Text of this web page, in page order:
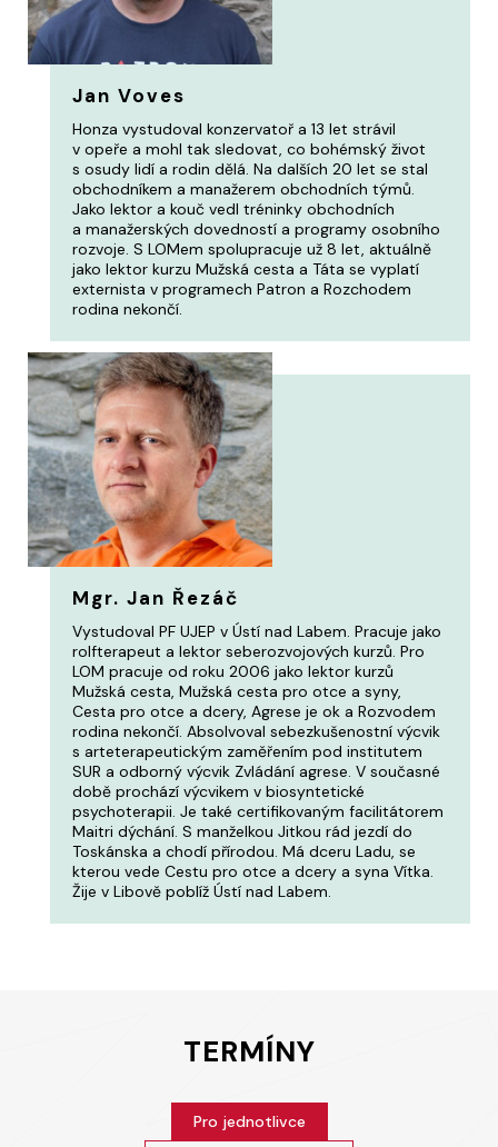
Jan Voves
Honza vystudoval konzervatoř a 13 let strávil
v opeře a mohl tak sledovat, co bohémský život
s osudy lidí a rodin dělá. Na dalších 20 let se stal
obchodníkem a manažerem obchodních týmů.
Jako lektor a kouč vedl tréninky obchodních
a manažerských dovedností a programy osobního
rozvoje. S LOMem spolupracuje už 8 let, aktuálně
jako lektor kurzu Mužská cesta a Táta se vyplatí
externista v programech Patron a Rozchodem
rodina nekončí.
Mgr. Jan Řezáč
Vystudoval PF UJEP v Ústí nad Labem. Pracuje jako
rolfterapeut a lektor seberozvojových kurzů. Pro
LOM pracuje od roku 2006 jako lektor kurzů
Mužská cesta, Mužská cesta pro otce a syny,
Cesta pro otce a dcery, Agrese je ok a Rozvodem
rodina nekončí. Absolvoval sebezkušenostní výcvik
s arteterapeutickým zaměřením pod institutem
SUR a odborný výcvik Zvládání agrese. V současné
době prochází výcvikem v biosyntetické
psychoterapii. Je také certifikovaným facilitátorem
Maitri dýchání. S manželkou Jitkou rád jezdí do
Toskánska a chodí přírodou. Má dceru Ladu, se
kterou vede Cestu pro otce a dcery a syna Vítka.
Žije v Libově poblíž Ústí nad Labem.
TERMÍNY
Pro jednotlivce